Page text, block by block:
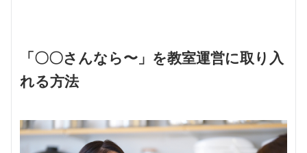
「〇〇さんなら〜」を教室運営に取り入
れる方法